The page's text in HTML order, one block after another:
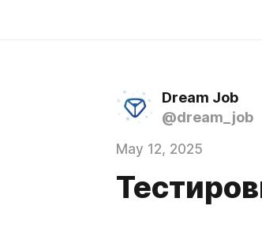
Dream Job
@dream_job
May 12, 2025